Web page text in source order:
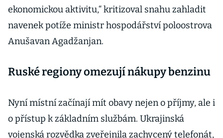
ekonomickou aktivitu,“ kritizoval snahu zahladit
navenek potíže ministr hospodářství poloostrova
Anušavan Agadžanjan.
Ruské regiony omezují nákupy benzinu
Nyní místní začínají mít obavy nejen o příjmy, ale i
o přístup k základním službám. Ukrajinská
vojenská rozvědka zveřejnila zachycený telefonát,